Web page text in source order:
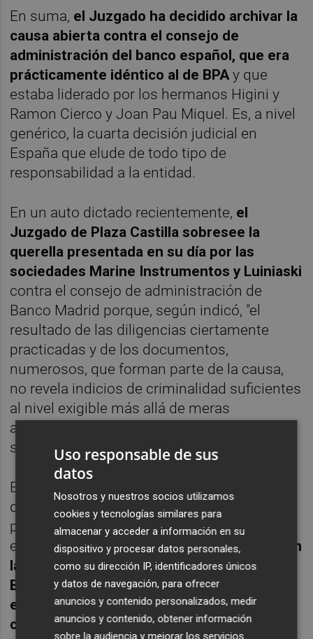
En suma, el Juzgado ha decidido archivar la
causa abierta contra el consejo de
administración del banco español, que era
prácticamente idéntico al de BPAy que
estaba liderado por los hermanos Higini y
Ramon Cierco y Joan Pau Miquel. Es, a nivel
genérico, la cuarta decisión judicial en
España que elude de todo tipo de
responsabilidad a la entidad.
En un auto dictado recientemente, el
Juzgado de Plaza Castilla sobresee la
querella presentada en su día por las
sociedades Marine Instrumentos y Luiniaski
contra el consejo de administración de
Banco Madrid porque, según indicó, "el
resultado de las diligencias ciertamente
practicadas y de los documentos,
numerosos, que forman parte de la causa,
no revela indicios de criminalidad suficientes
al nivel exigible más allá de meras
afirmaciones que no han sido
suficientemente acreditadas".
El Juzgado en cuestión ha adoptado la
decisión en base, sobre todo, a un informe
pericial emitido por un técnico del Sepblac y
en el que, entre otras cosas, destaca que
con
la llegada de los nuevos accionistas de
Banco Madrid se "incrementaron
exponencialmente" los procedimientos de
controly que los "elementos de mejora en el
Uso responsable de sus
datos
Nosotros y nuestros socios utilizamos
cookies y tecnologías similares para
almacenar y acceder a información en su
dispositivo y procesar datos personales,
como su dirección IP, identificadores únicos
y datos de navegación, para ofrecer
anuncios y contenido personalizados, medir
anuncios y contenido, obtener información
sobre la audiencia y mejorar los servicios.